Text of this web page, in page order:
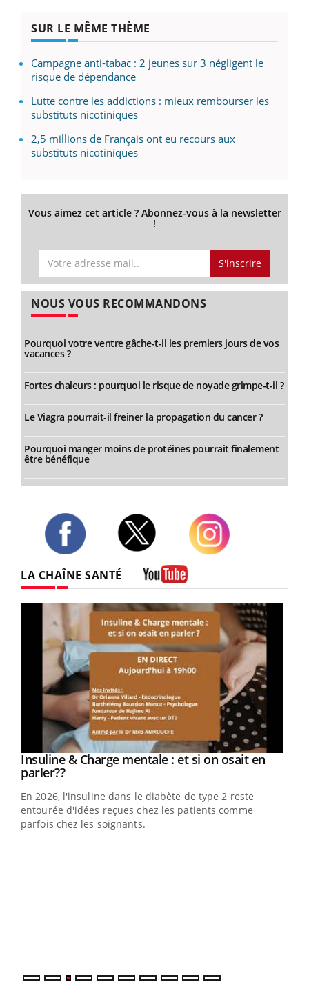
SUR LE MÊME THÈME
Campagne anti-tabac : 2 jeunes sur 3 négligent le
risque de dépendance
Lutte contre les addictions : mieux rembourser les
substituts nicotiniques
2,5 millions de Français ont eu recours aux
substituts nicotiniques
Vous aimez cet article ? Abonnez-vous à la newsletter
!
S'inscrire
NOUS VOUS RECOMMANDONS
Pourquoi votre ventre gâche-t-il les premiers jours de vos
vacances ?
Fortes chaleurs : pourquoi le risque de noyade grimpe-t-il ?
Le Viagra pourrait-il freiner la propagation du cancer ?
Pourquoi manger moins de protéines pourrait finalement
être bénéfique
LA CHAÎNE SANTÉ
Youtube
Insuline & Charge mentale : et si on osait en
parler??Youtube
En 2026, l'insuline dans le diabète de type 2 reste
entourée d'idées reçues chez les patients comme
parfois chez les soignants.